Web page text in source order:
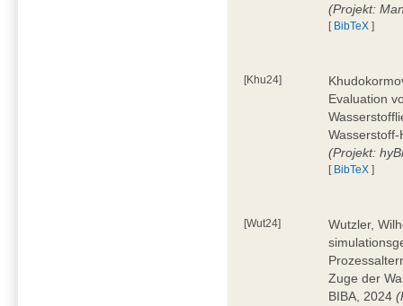
(Projekt:
[ BibTeX ]
[Khu24]
Evaluation
(Projekt:
[ BibTeX ]
[Wut24]
Wutzler,
Zuge der
BIBA, 2024